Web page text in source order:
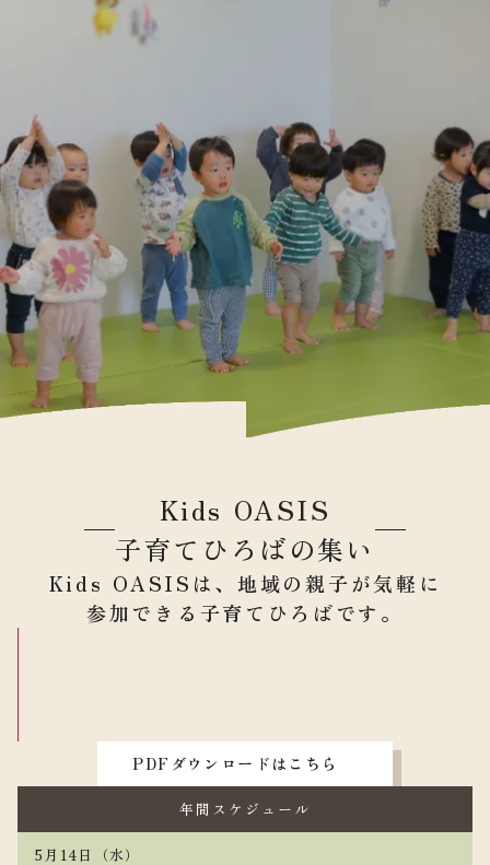
子育て支援
Support
Kids OASIS
子育てひろばの集い
Kids OASISは、地域の親子が気軽に
参加できる子育てひろばです。
PDFダウンロードはこちら
年間スケジュール
5月14日（水）